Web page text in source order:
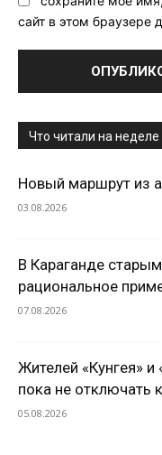
сайт в этом браузере
Что читали на неделе
Новый маршрут из
03.08.2026
В Караганде
рациональное
07.08.2026
Жителей «Кунгея» и
пока не отключать
05.08.2026